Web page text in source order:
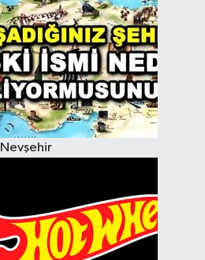
Nevşehir